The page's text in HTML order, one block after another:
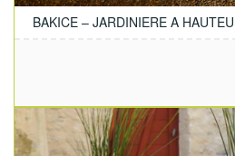
BAKICE – JARDINIERE A